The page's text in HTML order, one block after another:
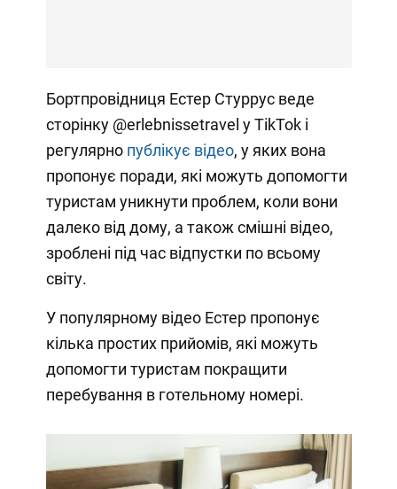
Бортпровідниця Естер Стуррус веде
сторінку @erlebnissetravel у TikTok і
регулярно публікує відео, у яких вона
пропонує поради, які можуть допомогти
туристам уникнути проблем, коли вони
далеко від дому, а також смішні відео,
зроблені під час відпустки по всьому
світу.
У популярному відео Естер пропонує
кілька простих прийомів, які можуть
допомогти туристам покращити
перебування в готельному номері.